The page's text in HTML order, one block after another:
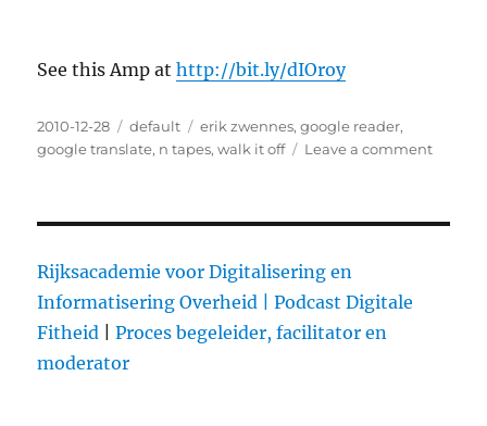
See this Amp athttp://bit.ly/dIOroy
Posted
on
2010-12-28 Categories
default Tags
erik zwennes,google reader,
google translate, n tapes,walk it off Leave a comment
Rijksacademie voor Digitalisering en
Informatisering Overheid |
Podcast Digitale
Fitheid |Proces begeleider, facilitator en
moderator